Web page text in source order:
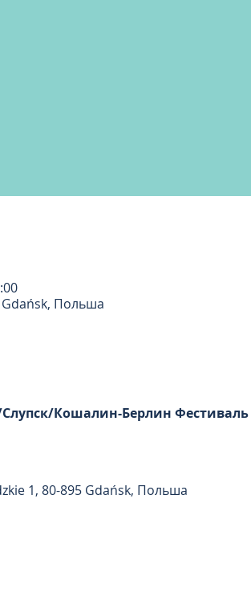
Gdańsk, Польша
Кошалин-Берлин
1, 80-895 Gdańsk, Польша